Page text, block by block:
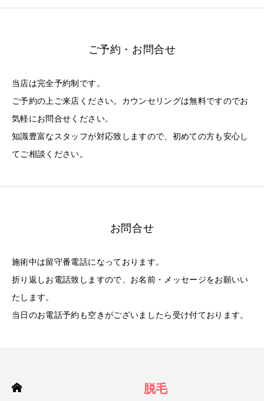
ご予約・お問合せ
当店は完全予約制です。
ご予約の上ご来店ください。カウンセリングは無料ですのでお
気軽にお問合せください。
知識豊富なスタッフが対応致しますので、初めての方も安心し
てご相談ください。
お問合せ
施術中は留守番電話になっております。
折り返しお電話致しますので、お名前・メッセージをお願いい
たします。
当日のお電話予約も空きがございましたら受け付ております。
脱毛